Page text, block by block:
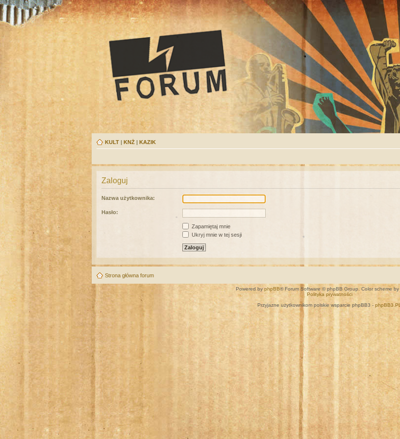
KULT | KNŻ | KAZIK
Zaloguj
Nazwa użytkownika:
Hasło:
Zapamiętaj mnie
Ukryj mnie w tej sesji
Strona główna forum
Powered by phpBB® Forum Software © phpBB Group. Color scheme by
Polityka prywatności
Przyjazne użytkownikom polskie wsparcie phpBB3 - phpBB3.PL